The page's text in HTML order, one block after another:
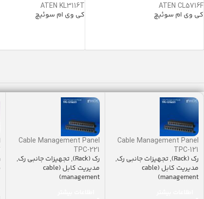
ATEN CL5716F
کی وی ام سوئیچ
ATEN KL3116T
کی وی ام سوئیچ
Cable Management Panel
TPC-121
رک (Rack) ,تجهیزات جانبی رک,
مدیریت کابل (cable
management)
Cable Management Panel
TPC-221
رک (Rack) ,تجهیزات جانبی رک,
مدیریت کابل (cable
management)